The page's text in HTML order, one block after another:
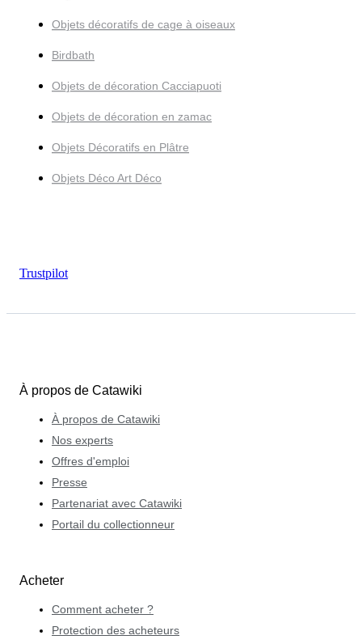
Objets décoratifs de cage à oiseaux
Birdbath
Objets de décoration Cacciapuoti
Objets de décoration en zamac
Objets Décoratifs en Plâtre
Objets Déco Art Déco
Trustpilot
À propos de Catawiki
À propos de Catawiki
Nos experts
Offres d'emploi
Presse
Partenariat avec Catawiki
Portail du collectionneur
Acheter
Comment acheter ?
Protection des acheteurs